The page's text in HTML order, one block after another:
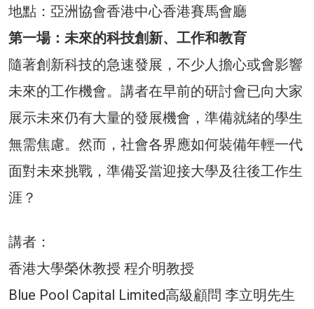
地點：亞洲協會香港中心香港賽馬會廳
第一場：未來的科技創新、工作和教育
隨著創新科技的急速發展，不少人擔心或會影響
未來的工作機會。講者在早前的研討會已向大家
展示未來仍有大量的發展機會，準備就緒的學生
無需焦慮。然而，社會各界應如何裝備年輕一代
面對未來挑戰，準備妥當迎接大學及往後工作生
涯？
講者：
香港大學榮休教授 程介明教授
Blue Pool Capital Limited高級顧問 李立明先生